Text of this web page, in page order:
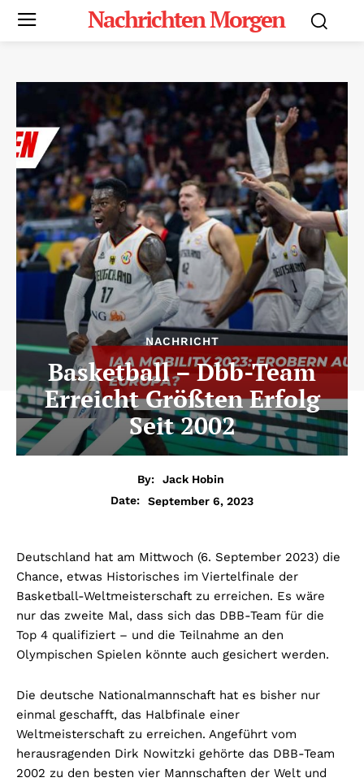
Nachrichten Morgen
NACHRICHT
Basketball – Dbb-Team
Erreicht Größten Erfolg
Seit 2002
By:
Jack Hobin
Date:
September 6, 2023
Deutschland hat am Mittwoch (6. September 2023) die
Chance, etwas Historisches im Viertelfinale der
Basketball-Weltmeisterschaft zu erreichen. Es wäre
nur das zweite Mal, dass sich das DBB-Team für die
Top 4 qualifiziert – und die Teilnahme an den
Olympischen Spielen könnte auch gesichert werden.
Die deutsche Nationalmannschaft hat es bisher nur
einmal geschafft, das Halbfinale einer
Weltmeisterschaft zu erreichen. Angeführt vom
herausragenden Dirk Nowitzki gehörte das DBB-Team
2002 zu den besten vier Mannschaften der Welt und